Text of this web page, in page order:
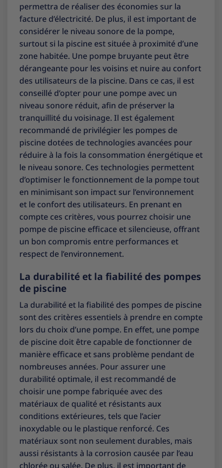
permettra de réaliser des économies sur la
facture d’électricité. De plus, il est important de
considérer le niveau sonore de la pompe,
surtout si la piscine est située à proximité d’une
zone habitée. Une pompe bruyante peut être
dérangeante pour les voisins et nuire au confort
des utilisateurs de la piscine. Dans ce cas, il est
conseillé d’opter pour une pompe avec un
niveau sonore réduit, afin de préserver la
tranquillité du voisinage. Il est également
recommandé de privilégier les pompes de
piscine dotées de technologies avancées pour
réduire à la fois la consommation énergétique et
le niveau sonore. Ces technologies permettent
d’optimiser le fonctionnement de la pompe tout
en minimisant son impact sur l’environnement
et le confort des utilisateurs. En prenant en
compte ces critères, vous pourrez choisir une
pompe de piscine efficace et silencieuse, offrant
un bon compromis entre performances et
respect de l’environnement.
La durabilité et la fiabilité des pompes
de piscine
La durabilité et la fiabilité des pompes de piscine
sont des critères essentiels à prendre en compte
lors du choix d’une pompe. En effet, une pompe
de piscine doit être capable de fonctionner de
manière efficace et sans problème pendant de
nombreuses années. Pour assurer une
durabilité optimale, il est recommandé de
choisir une pompe fabriquée avec des
matériaux de qualité et résistants aux
conditions extérieures, tels que l’acier
inoxydable ou le plastique renforcé. Ces
matériaux sont non seulement durables, mais
aussi résistants à la corrosion causée par l’eau
chlorée ou salée. De plus, il est important de